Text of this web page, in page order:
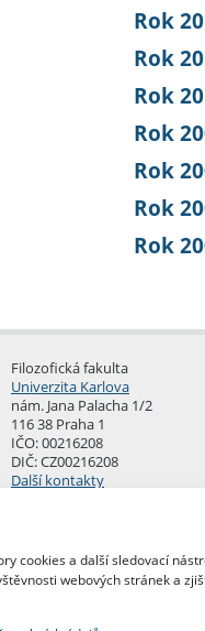
cookies a další sledovací
webových stránek a
Rok
Rok
Rok
Rok
Rok
Rok
Rok
Filozofická fakulta
Univerzita Karlova
nám. Jana Palacha 1/2
116 38 Praha 1
IČO: 00216208
DIČ: CZ00216208
Další kontakty